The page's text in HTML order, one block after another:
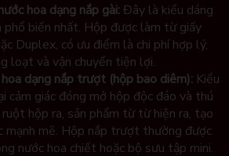
hoa dạng nắp gài:Đây là kiểu dáng
biến nhất. Hộp được làm từ giấy
Duplex, có ưu điểm là chi phí hợp lý,
loạt và vận chuyển tiện lợi.
dạng nắp trượt (hộp bao diêm): Kiểu
cảm giác đóng mở hộp độc đáo và thú
hộp ra, sản phẩm từ từ hiện ra, tạo
mạnh mẽ. Hộp nắp trượt thường được
nước hoa chiết hoặc bộ sưu tập mini.